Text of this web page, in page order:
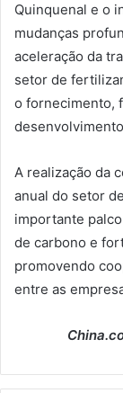
Quinquenal e o
mudanças
aceleração da
setor de
o fornecimento,
A realização da
anual do setor
importante
de carbono e
promovendo
entre as